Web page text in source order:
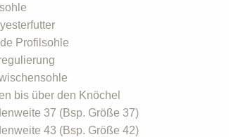
Profilsohle
bis über den Knöchel
37 (Bsp. Größe 37)
43 (Bsp. Größe 42)